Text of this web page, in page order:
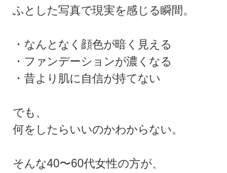
ふとした写真で現実を感じる瞬間。
・なんとなく顔色が暗く見える
・ファンデーションが濃くなる
・昔より肌に自信が持てない
でも、
何をしたらいいのかわからない。
そんな40〜60代女性の方が、